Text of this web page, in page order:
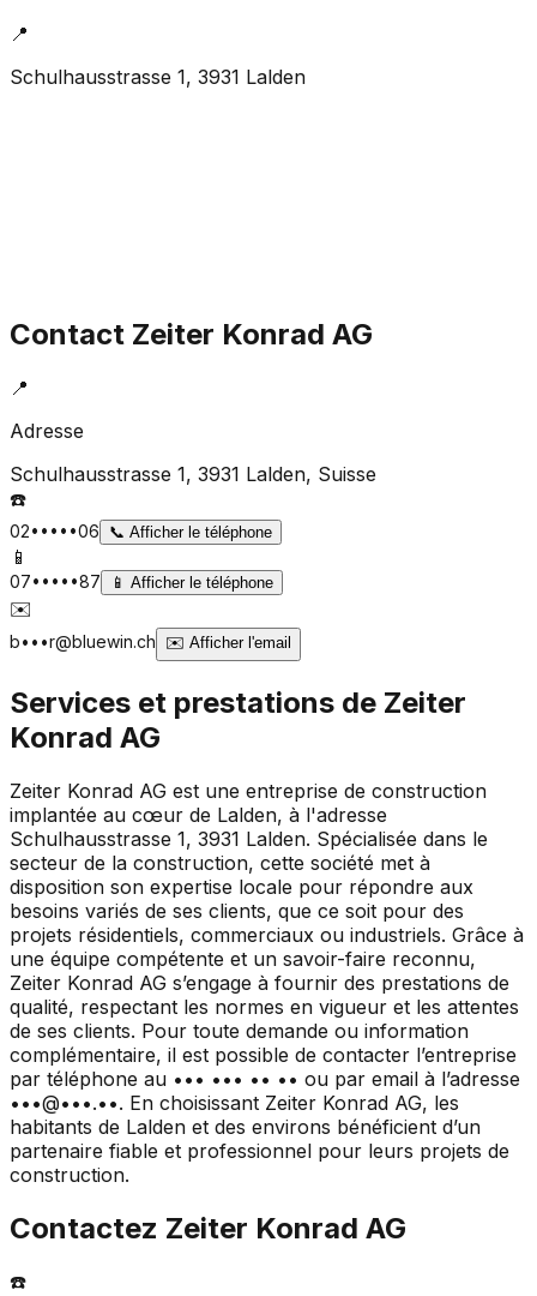
📍
Schulhausstrasse 1, 3931 Lalden
Contact Zeiter Konrad AG
📍
Adresse
Schulhausstrasse 1, 3931 Lalden, Suisse
☎️
02•••••06 📞 Afficher le téléphone
📱
07•••••87 📱 Afficher le téléphone
✉️
b•••r@bluewin.ch ✉️ Afficher l'email
Services et prestations de Zeiter
Konrad AG
Zeiter Konrad AG est une entreprise de construction
implantée au cœur de Lalden, à l'adresse
Schulhausstrasse 1, 3931 Lalden. Spécialisée dans le
secteur de la construction, cette société met à
disposition son expertise locale pour répondre aux
besoins variés de ses clients, que ce soit pour des
projets résidentiels, commerciaux ou industriels. Grâce à
une équipe compétente et un savoir-faire reconnu,
Zeiter Konrad AG s’engage à fournir des prestations de
qualité, respectant les normes en vigueur et les attentes
de ses clients. Pour toute demande ou information
complémentaire, il est possible de contacter l’entreprise
par téléphone au ••• ••• •• •• ou par email à l’adresse
•••@•••.••. En choisissant Zeiter Konrad AG, les
habitants de Lalden et des environs bénéficient d’un
partenaire fiable et professionnel pour leurs projets de
construction.
Contactez Zeiter Konrad AG
☎️